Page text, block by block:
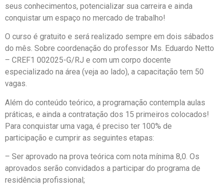
seus conhecimentos, potencializar sua carreira e ainda
conquistar um espaço no mercado de trabalho!
O curso é gratuito e será realizado sempre em dois sábados
do mês. Sobre coordenação do professor Ms. Eduardo Netto
– CREF1 002025-G/RJ e com um corpo docente
especializado na área (veja ao lado), a capacitação tem 50
vagas.
Além do conteúdo teórico, a programação contempla aulas
práticas, e ainda a contratação dos 15 primeiros colocados!
Para conquistar uma vaga, é preciso ter 100% de
participação e cumprir as seguintes etapas:
– Ser aprovado na prova teórica com nota mínima 8,0. Os
aprovados serão convidados a participar do programa de
residência profissional;